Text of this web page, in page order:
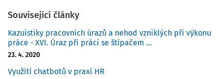
Související články
Kazuistiky pracovních úrazů a nehod vzniklých při výkonu
práce - XVI. Úraz při práci se štípačem ...
23. 4. 2020
Využití chatbotů v praxi HR